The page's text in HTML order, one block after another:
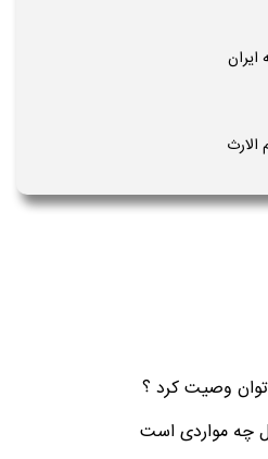
ایران
توان وصیت کرد ؟
چه مواردی است